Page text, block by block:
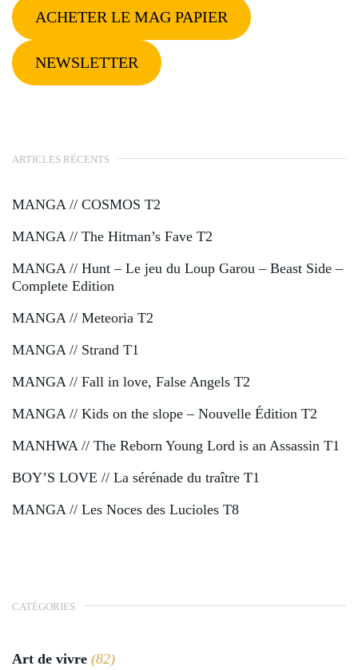
ACHETER LE MAG PAPIER
NEWSLETTER
ARTICLES RÉCENTS
MANGA // COSMOS T2
MANGA // The Hitman’s Fave T2
MANGA // Hunt – Le jeu du Loup Garou – Beast Side –
Complete Edition
MANGA // Meteoria T2
MANGA // Strand T1
MANGA // Fall in love, False Angels T2
MANGA // Kids on the slope – Nouvelle Édition T2
MANHWA // The Reborn Young Lord is an Assassin T1
BOY’S LOVE // La sérénade du traître T1
MANGA // Les Noces des Lucioles T8
CATÉGORIES
Art de vivre (82)